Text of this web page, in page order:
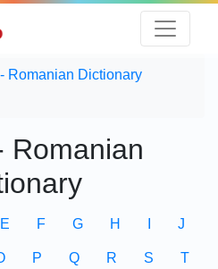
Romanian Dictionary
Romanian
E F G H J
P Q R S T